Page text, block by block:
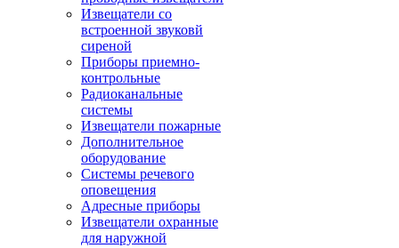
Извещатели со
встроенной звуковй
сиреной
Приборы приемно-
контрольные
Радиоканальные
системы
Извещатели пожарные
Дополнительное
оборудование
Системы речевого
оповещения
Адресные приборы
Извещатели охранные
для наружной